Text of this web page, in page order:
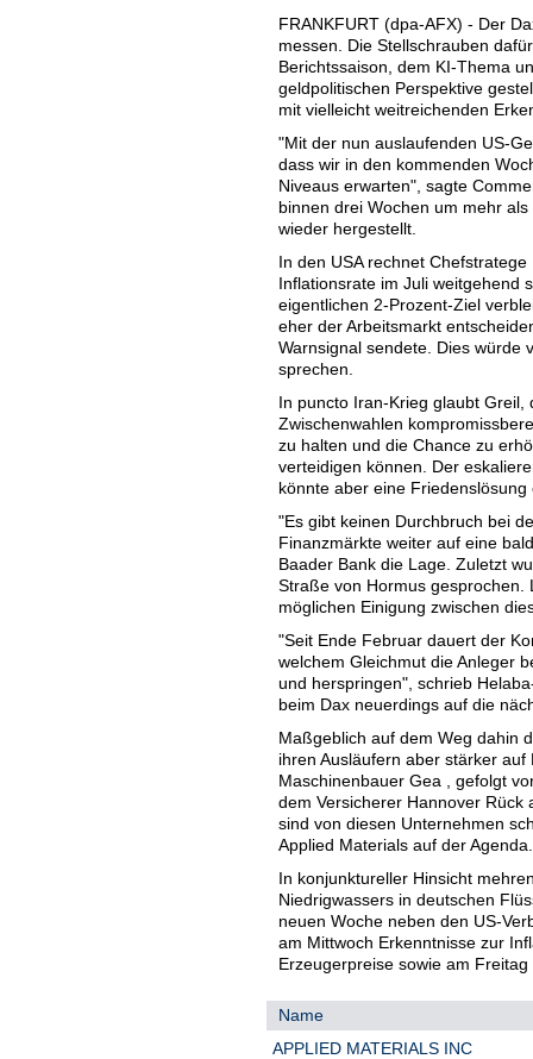
FRANKFURT (dpa-AFX) - Der
messen. Die Stellschrauben
Berichtssaison, dem KI-Thema
geldpolitischen Perspektive
mit vielleicht weitreichenden
"Mit der nun auslaufenden US-
dass wir in den kommenden
Niveaus erwarten", sagte
binnen drei Wochen um mehr
wieder hergestellt.
In den USA rechnet
Inflationsrate im Juli weitgehend
eigentlichen 2-Prozent-Ziel
eher der Arbeitsmarkt
Warnsignal sendete. Dies würde
sprechen.
In puncto Iran-Krieg glaubt
Zwischenwahlen
zu halten und die Chance zu
verteidigen können. Der
könnte aber eine Friedenslösung
"Es gibt keinen Durchbruch bei
Finanzmärkte weiter auf eine
Baader Bank die Lage. Zuletzt
Straße von Hormus gesprochen.
möglichen Einigung zwischen
"Seit Ende Februar dauert der
welchem Gleichmut die Anleger
und herspringen", schrieb
beim Dax neuerdings auf die
Maßgeblich auf dem Weg dahin
ihren Ausläufern aber stärker
Maschinenbauer Gea , gefolgt
dem Versicherer Hannover Rück
sind von diesen Unternehmen
Applied Materials auf der Agenda.
In konjunktureller Hinsicht
Niedrigwassers in deutschen
neuen Woche neben den US-
am Mittwoch Erkenntnisse zur
Erzeugerpreise sowie am
Name
APPLIED MATERIALS INC